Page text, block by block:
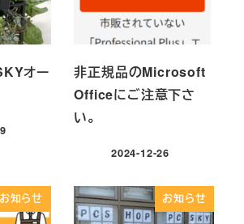
オー
非正規品のMicrosoft
Officeにご注意下さ
い。
投稿日
2024-12-26
お知らせ お知らせ